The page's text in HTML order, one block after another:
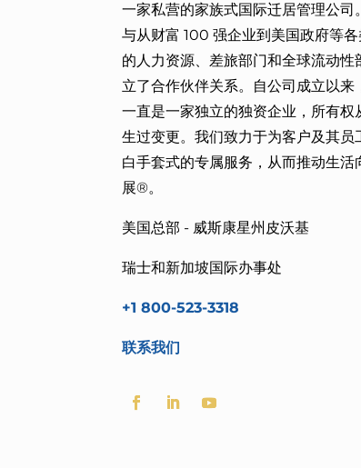
一家私营的家族式国际迁居管理公司
与从财富 100 强企业到美国政府等
的人力资源、差旅部门和全球流动性
立了合作伙伴关系。自公司成立以
一直是一家独立的独资企业，所有权
生过变更。我们致力于为客户及其员
白手套式的专属服务，从而推动生活
展®。
美国总部 - 威斯康星州皮沃基
瑞士和新加坡国际办事处
+1 800-523-3318
联系我们